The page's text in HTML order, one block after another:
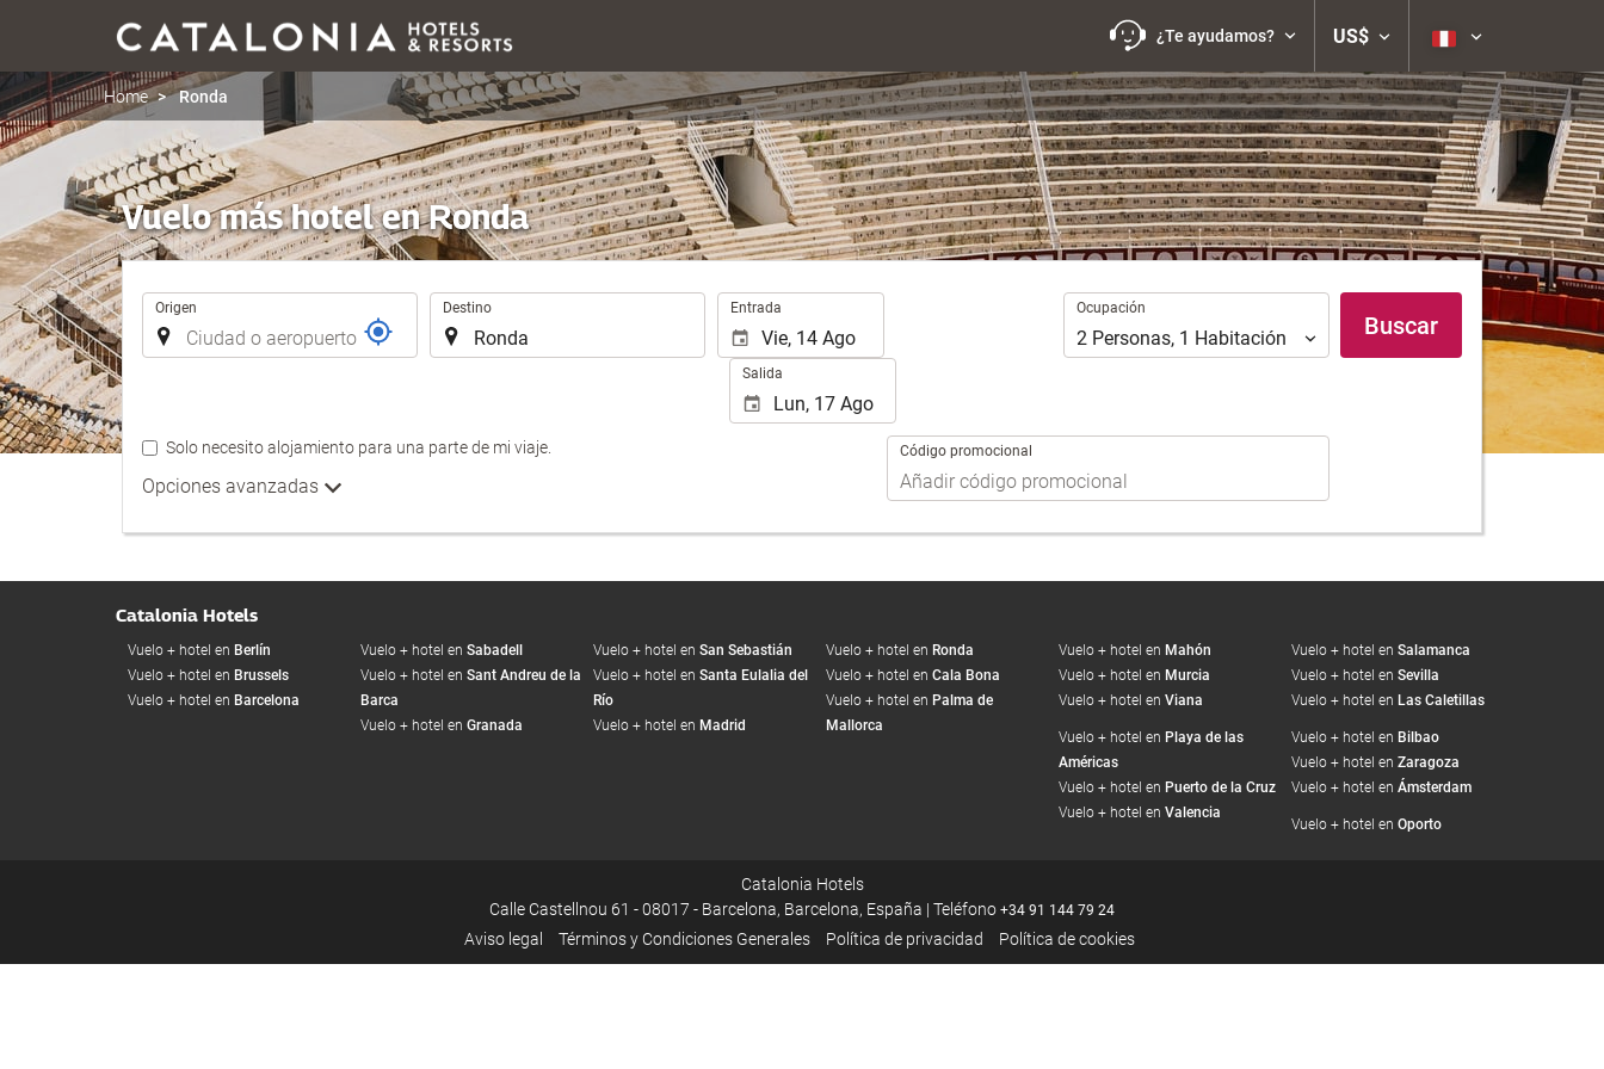
¿Te ayudamos? US$
Home Ronda
Vuelo más hotel en Ronda
Trayecto
Origen Destino Entrada
Salida
Ocupación
Ocupación
2 Personas, 1 Habitación
Código promocional
Solo necesito alojamiento para una parte de mi viaje.
Opciones avanzadas
Buscar
Catalonia Hotels
Vuelo + hotel en Berlín
Vuelo + hotel en Brussels
Vuelo + hotel en Barcelona
Vuelo + hotel en Sabadell
Vuelo + hotel en Sant Andreu de la
Barca
Vuelo + hotel en Granada
Vuelo + hotel en San Sebastián
Vuelo + hotel en Santa Eulalia del
Río
Vuelo + hotel en Madrid
Vuelo + hotel en Ronda
Vuelo + hotel en Cala Bona
Vuelo + hotel en Palma de
Mallorca
Vuelo + hotel en Mahón
Vuelo + hotel en Murcia
Vuelo + hotel en Viana
Vuelo + hotel en Salamanca
Vuelo + hotel en Sevilla
Vuelo + hotel en Las Caletillas
Vuelo + hotel en Playa de las
Américas
Vuelo + hotel en Puerto de la Cruz
Vuelo + hotel en Valencia
Vuelo + hotel en Bilbao
Vuelo + hotel en Zaragoza
Vuelo + hotel en Ámsterdam
Vuelo + hotel en Oporto
Catalonia Hotels
Calle Castellnou 61 - 08017 - Barcelona, Barcelona, España | Teléfono +34 91 144 79 24
Aviso legal Términos y Condiciones Generales Política de privacidad Política de cookies